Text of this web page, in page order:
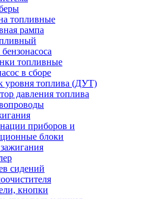
топливные
рампа
топливные
в сборе
уровня топлива (ДУТ)
давления топлива
приборов и
блоки
сидений
кнопки